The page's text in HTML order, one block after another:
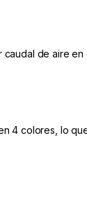
de aire
4 colores, lo